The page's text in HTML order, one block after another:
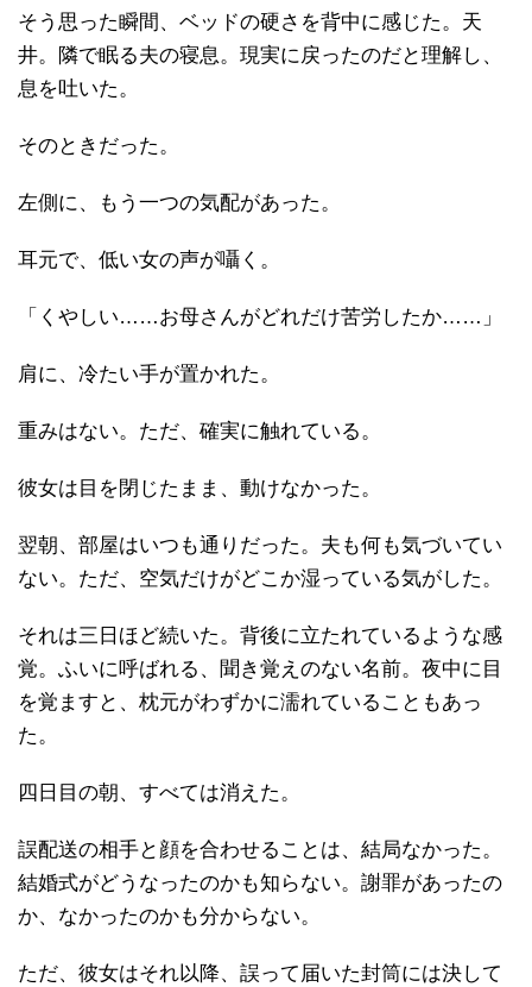
そう思った瞬間、ベッドの硬さを背中に感じた。天
井。隣で眠る夫の寝息。現実に戻ったのだと理解し、
息を吐いた。
そのときだった。
左側に、もう一つの気配があった。
耳元で、低い女の声が囁く。
「くやしい……お母さんがどれだけ苦労したか……」
肩に、冷たい手が置かれた。
重みはない。ただ、確実に触れている。
彼女は目を閉じたまま、動けなかった。
翌朝、部屋はいつも通りだった。夫も何も気づいてい
ない。ただ、空気だけがどこか湿っている気がした。
それは三日ほど続いた。背後に立たれているような感
覚。ふいに呼ばれる、聞き覚えのない名前。夜中に目
を覚ますと、枕元がわずかに濡れていることもあっ
た。
四日目の朝、すべては消えた。
誤配送の相手と顔を合わせることは、結局なかった。
結婚式がどうなったのかも知らない。謝罪があったの
か、なかったのかも分からない。
ただ、彼女はそれ以降、誤って届いた封筒には決して